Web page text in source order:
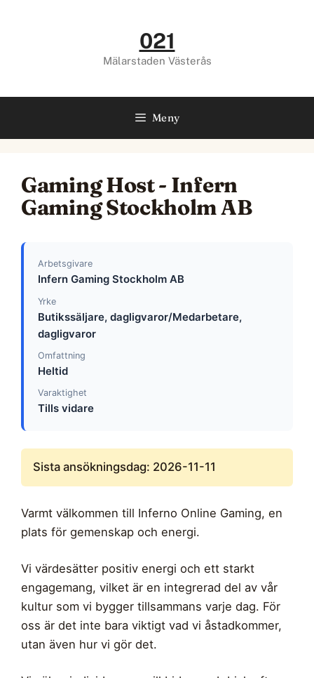
021
Mälarstaden Västerås
Meny
Gaming Host - Infern
Gaming Stockholm AB
Arbetsgivare
Infern Gaming Stockholm AB
Yrke
Butikssäljare, dagligvaror/Medarbetare,
dagligvaror
Omfattning
Heltid
Varaktighet
Tills vidare
Sista ansökningsdag: 2026-11-11
Varmt välkommen till Inferno Online Gaming, en
plats för gemenskap och energi.
Vi värdesätter positiv energi och ett starkt
engagemang, vilket är en integrerad del av vår
kultur som vi bygger tillsammans varje dag. För
oss är det inte bara viktigt vad vi åstadkommer,
utan även hur vi gör det.